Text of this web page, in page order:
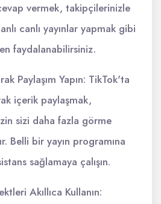
vermek, takipçilerinizle
canlı yayınlar yapmak gibi
faydalanabilirsiniz.
Paylaşım Yapın: TikTok'ta
içerik paylaşmak,
sizi daha fazla görme
Belli bir yayın programına
sağlamaya çalışın.
Akıllıca Kullanın: